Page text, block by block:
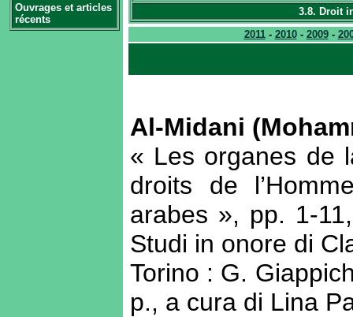
Ouvrages et articles
récents
3.8. Droit
2011- 2010- 2009-
Al-Midani
« Les organes de
droits de
arabes », pp. 1-
Studi in onore di
Torino : G.
p., a cura di Lina